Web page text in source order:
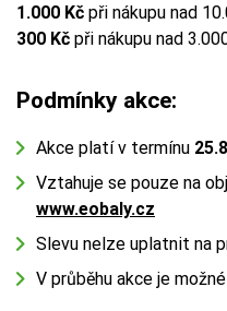
1.000 Kč při nákupu nad
300 Kč při nákupu nad
Podmínky akce:
Akce platí v termínu
Vztahuje se pouze na
www.eobaly.cz
Slevu nelze uplatnit na
V průběhu akce je